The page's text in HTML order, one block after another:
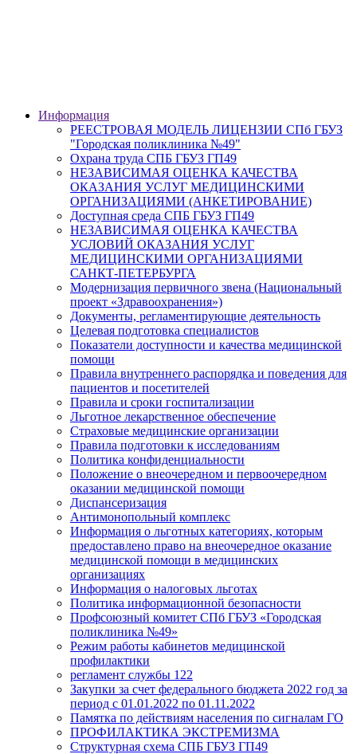
Информация
РЕЕСТРОВАЯ МОДЕЛЬ ЛИЦЕНЗИИ СПб ГБУЗ
"Городская поликлиника №49"
Охрана труда СПБ ГБУЗ ГП49
НЕЗАВИСИМАЯ ОЦЕНКА КАЧЕСТВА
ОКАЗАНИЯ УСЛУГ МЕДИЦИНСКИМИ
ОРГАНИЗАЦИЯМИ (АНКЕТИРОВАНИЕ)
Доступная среда СПБ ГБУЗ ГП49
НЕЗАВИСИМАЯ ОЦЕНКА КАЧЕСТВА
УСЛОВИЙ ОКАЗАНИЯ УСЛУГ
МЕДИЦИНСКИМИ ОРГАНИЗАЦИЯМИ
САНКТ-ПЕТЕРБУРГА
Модернизация первичного звена (Национальный
проект «Здравоохранения»)
Документы, регламентирующие деятельность
Целевая подготовка специалистов
Показатели доступности и качества медицинской
помощи
Правила внутреннего распорядка и поведения для
пациентов и посетителей
Правила и сроки госпитализации
Льготное лекарственное обеспечение
Страховые медицинские организации
Правила подготовки к исследованиям
Политика конфиденциальности
Положение о внеочередном и первоочередном
оказании медицинской помощи
Диспансеризация
Антимонопольный комплекс
Информация о льготных категориях, которым
предоставлено право на внеочередное оказание
медицинской помощи в медицинских
организациях
Информация о налоговых льготах
Политика информационной безопасности
Профсоюзный комитет СПб ГБУЗ «Городская
поликлиника №49»
Режим работы кабинетов медицинской
профилактики
регламент службы 122
Закупки за счет федерального бюджета 2022 год за
период с 01.01.2022 по 01.11.2022
Памятка по действиям населения по сигналам ГО
ПРОФИЛАКТИКА ЭКСТРЕМИЗМА
Структурная схема СПБ ГБУЗ ГП49